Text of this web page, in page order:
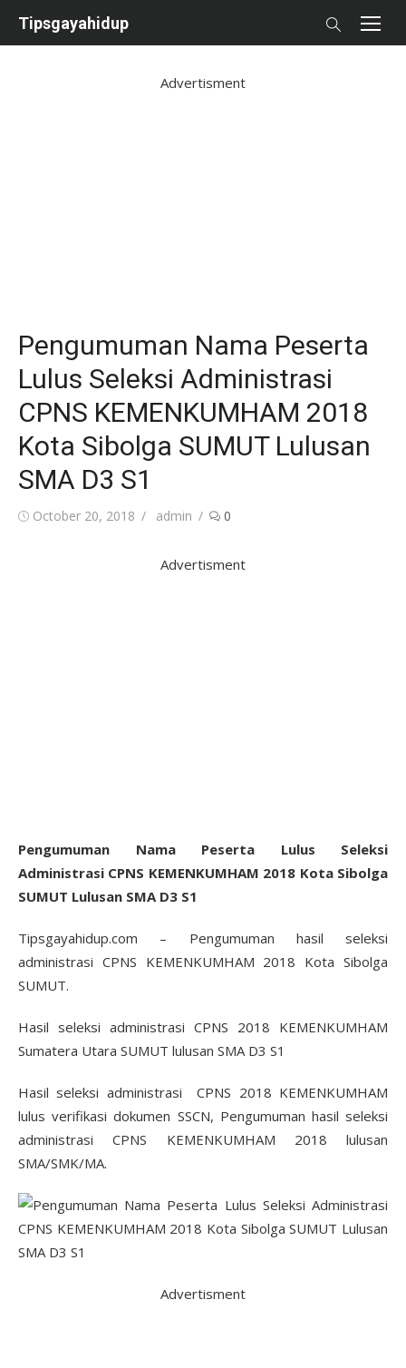
Tipsgayahidup
Advertisment
Pengumuman Nama Peserta
Lulus Seleksi Administrasi
CPNS KEMENKUMHAM 2018
Kota Sibolga SUMUT Lulusan
SMA D3 S1
Posted
October 20, 2018 Author
admin 0
Advertisment
Pengumuman Nama Peserta Lulus Seleksi
Administrasi CPNS KEMENKUMHAM 2018 Kota Sibolga
SUMUT Lulusan SMA D3 S1
Tipsgayahidup.com – Pengumuman hasil seleksi
administrasi CPNS KEMENKUMHAM 2018 Kota Sibolga
SUMUT.
Hasil seleksi administrasi CPNS 2018 KEMENKUMHAM
Sumatera Utara SUMUT lulusan SMA D3 S1
Hasil seleksi administrasi CPNS 2018 KEMENKUMHAM
lulus verifikasi dokumen SSCN, Pengumuman hasil seleksi
administrasi CPNS KEMENKUMHAM 2018 lulusan
SMA/SMK/MA.
Advertisment